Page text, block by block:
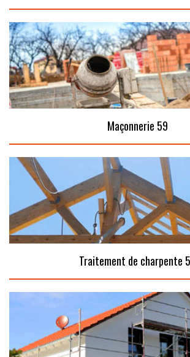
Maçonnerie 59
Traitement de charpente